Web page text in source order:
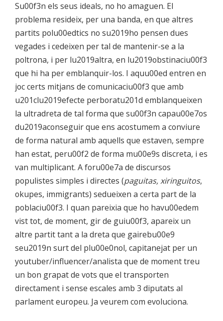
Su00f3n els seus ideals, no ho amaguen. El
problema resideix, per una banda, en que altres
partits polu00edtics no su2019ho pensen dues
vegades i cedeixen per tal de mantenir-se a la
poltrona, i per lu2019altra, en lu2019obstinaciu00f3
que hi ha per emblanquir-los. I aquu00ed entren en
joc certs mitjans de comunicaciu00f3 que amb
u201clu2019efecte perboratu201d emblanqueixen
la ultradreta de tal forma que su00f3n capau00e7os
du2019aconseguir que ens acostumem a conviure
de forma natural amb aquells que estaven, sempre
han estat, peru00f2 de forma mu00e9s discreta, i es
van multiplicant. A foru00e7a de discursos
populistes simples i directes (paguitas, xiringuitos,
okupes, immigrants) sedueixen a certa part de la
poblaciu00f3. I quan pareixia que ho havu00edem
vist tot, de moment, gir de guiu00f3, apareix un
altre partit tant a la dreta que gairebu00e9
seu2019n surt del plu00e0nol, capitanejat per un
youtuber/influencer/analista que de moment treu
un bon grapat de vots que el transporten
directament i sense escales amb 3 diputats al
parlament europeu. Ja veurem com evoluciona.